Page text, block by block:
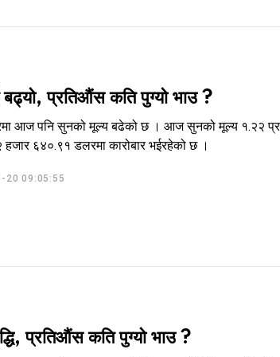
प्रतिऔंस कति पुग्यो भाउ ?
आज पनि सुनको मूल्य बढेको छ । आज सुनको मूल्य १.२२
६४०.९१ डलरमा कारोबार भईरहेको छ ।
20 09:05:55
प्रतिऔंस कति पुग्यो भाउ ?